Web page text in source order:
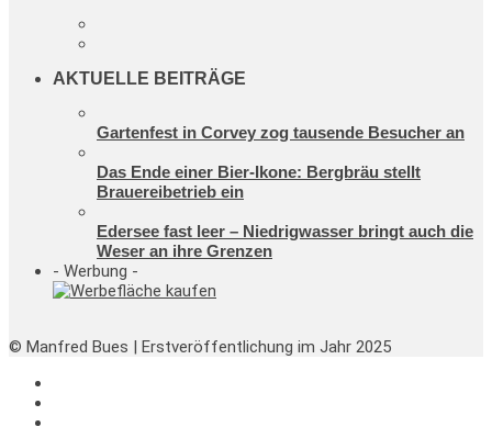
AKTUELLE BEITRÄGE
Gartenfest in Corvey zog tausende Besucher an
Das Ende einer Bier-Ikone: Bergbräu stellt
Brauereibetrieb ein
Edersee fast leer – Niedrigwasser bringt auch die
Weser an ihre Grenzen
- Werbung -
© Manfred Bues | Erstveröffentlichung im Jahr 2025